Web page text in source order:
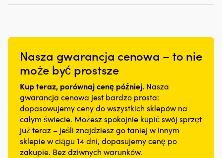
Nasza gwarancja cenowa – to nie
może być prostsze
Kup teraz, porównaj cenę później. Nasza
gwarancja cenowa jest bardzo prosta:
dopasowujemy ceny do wszystkich sklepów na
całym świecie. Możesz spokojnie kupić swój sprzęt
już teraz – jeśli znajdziesz go taniej w innym
sklepie w ciągu 14 dni, dopasujemy cenę po
zakupie. Bez dziwnych warunków.